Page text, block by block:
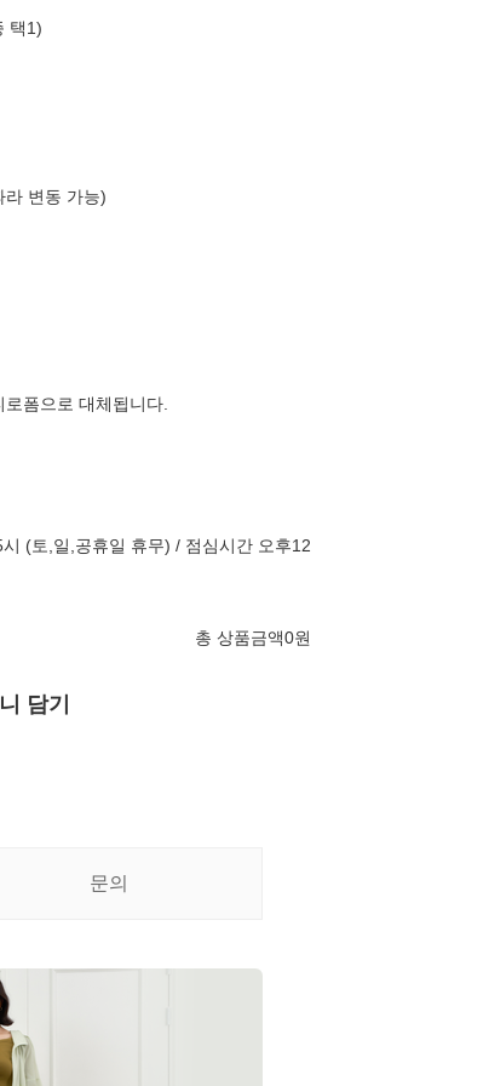
택1)
라 변동 가능)
폼으로 대체됩니다.
(토,일,공휴일 휴무) / 점심시간 오후12
총 상품금액0원
담기
문의